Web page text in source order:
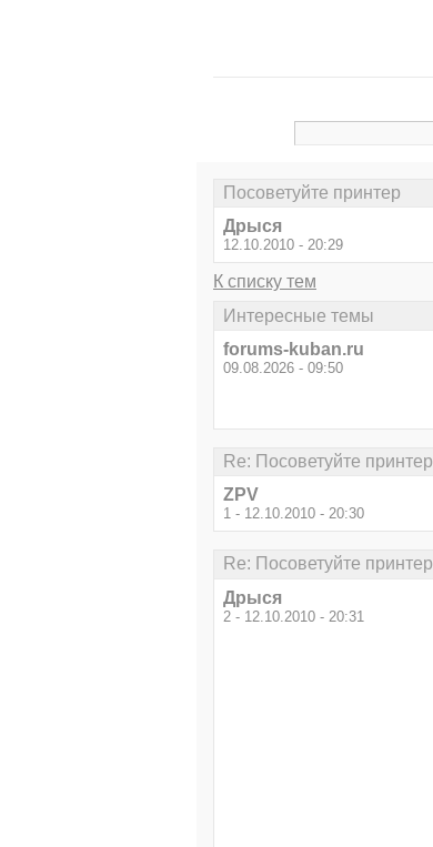
Посоветуйте принтер
Дрыся
12.10.2010 - 20:29
К списку тем
Интересные темы
forums-kuban.ru
09.08.2026 - 09:50
Re: Посоветуйте принтер
ZPV
1 - 12.10.2010 - 20:30
Re: Посоветуйте принтер
Дрыся
2 - 12.10.2010 - 20:31